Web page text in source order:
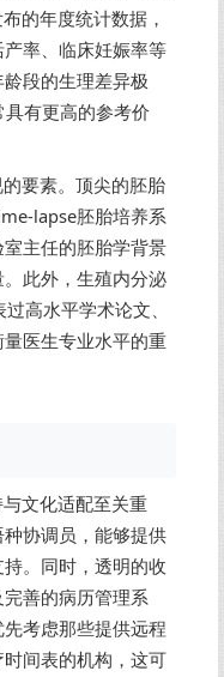
的年度统计数据，
率、临床妊娠率等
段的生理差异极
有更高的参考价
要素。顶尖的胚胎
lapse胚胎培养系
主任的胚胎学背景
此外，生殖内分泌
高水平学术论文、
医生专业水平的重
文化适配至关重
协调员，能够提供
。同时，透明的收
善的病历管理系
考虑那些提供远程
间表的机构，这可